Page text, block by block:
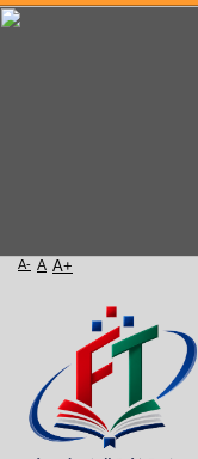
Accueil
A- A A+